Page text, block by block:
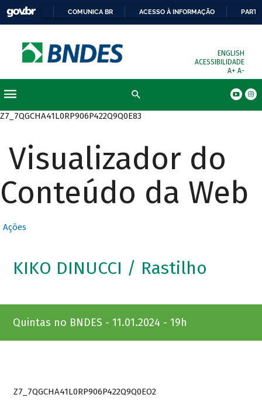
COMUNICA BR ACESSO À INFORMAÇÃO
ENGLISH
ACESSIBILIDADE
A+ A-
Z7_7QGCHA41L0RP906P422Q9Q0E83
Visualizador do
Conteúdo da Web
Ações
KIKO DINUCCI / Rastilho
Quintas no BNDES - 11.01.2024 - 19h
Z7_7QGCHA41L0RP906P422Q9Q0EO2